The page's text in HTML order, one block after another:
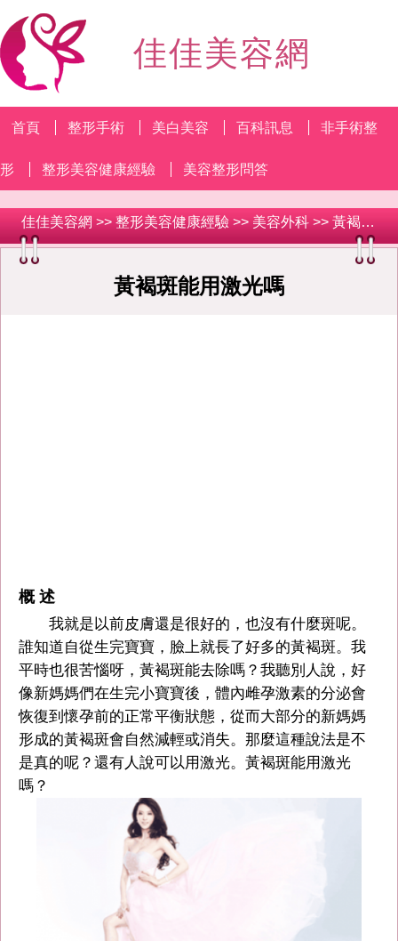
佳佳美容網
首頁 整形手術 美白美容 百科訊息 非手術整
形 整形美容健康經驗 美容整形問答
佳佳美容網 >> 整形美容健康經驗 >> 美容外科 >> 黃褐斑健康經驗
黃褐斑能用激光嗎
概 述
我就是以前皮膚還是很好的，也沒有什麼斑呢。
誰知道自從生完寶寶，臉上就長了好多的黃褐斑。我
平時也很苦惱呀，黃褐斑能去除嗎？我聽別人說，好
像新媽媽們在生完小寶寶後，體內雌孕激素的分泌會
恢復到懷孕前的正常平衡狀態，從而大部分的新媽媽
形成的黃褐斑會自然減輕或消失。那麼這種說法是不
是真的呢？還有人說可以用激光。黃褐斑能用激光
嗎？